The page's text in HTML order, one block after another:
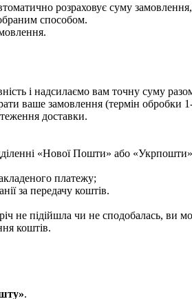
розраховує суму
способом.
і надсилаємо вам точну суму
ваше замовлення (термін обробки
доставки.
«Нової Пошти» або
платежу;
за передачу коштів.
не підійшла чи не сподобалась, ви
коштів.
.